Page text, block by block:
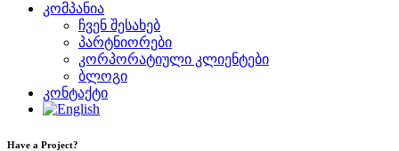
კომპანია
ჩვენ შესახებ
პარტნიორები
კორპორატიული კლიენტები
ბლოგი
კონტაქტი
Have a Project?